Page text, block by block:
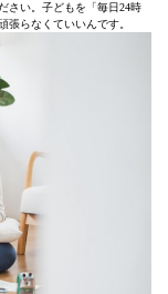
さい。子どもを「毎日24時
らなくていいんです。